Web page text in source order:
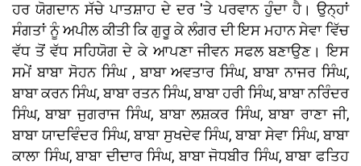
ਹਰ ਯੋਗਦਾਨ ਸੱਚੇ ਪਾਤਸ਼ਾਹ ਦੇ ਦਰ 'ਤੇ ਪਰਵਾਨ ਹੁੰਦਾ ਹੈ। ਉਨ੍ਹਾਂ
ਸੰਗਤਾਂ ਨੂੰ ਅਪੀਲ ਕੀਤੀ ਕਿ ਗੁਰੂ ਕੇ ਲੰਗਰ ਦੀ ਇਸ ਮਹਾਨ ਸੇਵਾ ਵਿੱਚ
ਵੱਧ ਤੋਂ ਵੱਧ ਸਹਿਯੋਗ ਦੇ ਕੇ ਆਪਣਾ ਜੀਵਨ ਸਫਲ ਬਣਾਉਣ। ਇਸ
ਸਮੇਂ ਬਾਬਾ ਸੋਹਨ ਸਿੰਘ , ਬਾਬਾ ਅਵਤਾਰ ਸਿੰਘ, ਬਾਬਾ ਨਾਜਰ ਸਿੰਘ,
ਬਾਬਾ ਕਰਨ ਸਿੰਘ, ਬਾਬਾ ਰਤਨ ਸਿੰਘ, ਬਾਬਾ ਹਰੀ ਸਿੰਘ, ਬਾਬਾ ਨਰਿੰਦਰ
ਸਿੰਘ, ਬਾਬਾ ਜੁਗਰਾਜ ਸਿੰਘ, ਬਾਬਾ ਲਸ਼ਕਰ ਸਿੰਘ, ਬਾਬਾ ਰਾਣਾ ਜੀ,
ਬਾਬਾ ਯਾਦਵਿੰਦਰ ਸਿੰਘ, ਬਾਬਾ ਸੁਖਦੇਵ ਸਿੰਘ, ਬਾਬਾ ਸੇਵਾ ਸਿੰਘ, ਬਾਬਾ
ਕਾਲਾ ਸਿੰਘ, ਬਾਬਾ ਦੀਦਾਰ ਸਿੰਘ, ਬਾਬਾ ਜੋਧਬੀਰ ਸਿੰਘ, ਬਾਬਾ ਫਤਿਹ